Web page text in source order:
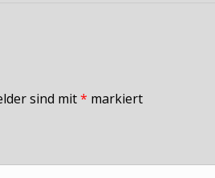
sind mit* markiert